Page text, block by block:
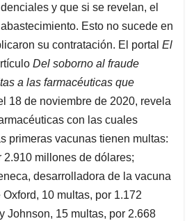
y que si se revelan, el
Esto no sucede en
su contratación. El portal El
Del soborno al fraude
a las farmacéuticas que
18 de noviembre de 2020, revela
con las cuales
primeras vacunas tienen multas:
2.910 millones de dólares;
desarrolladora de la vacuna
10 multas, por 1.172
Johnson, 15 multas, por 2.668